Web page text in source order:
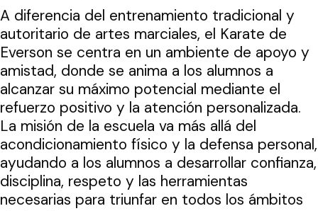
A diferencia del entrenamiento tradicional y
autoritario de artes marciales, el Karate de
Everson se centra en un ambiente de apoyo y
amistad, donde se anima a los alumnos a
alcanzar su máximo potencial mediante el
refuerzo positivo y la atención personalizada.
La misión de la escuela va más allá del
acondicionamiento físico y la defensa personal,
ayudando a los alumnos a desarrollar confianza,
disciplina, respeto y las herramientas
necesarias para triunfar en todos los ámbitos